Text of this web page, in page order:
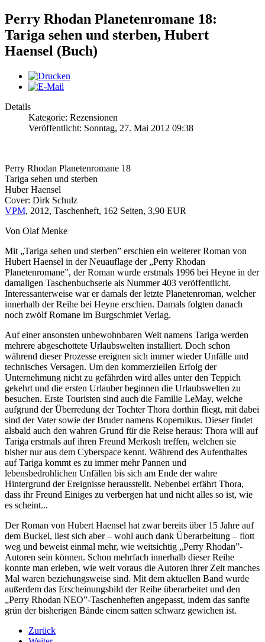
Perry Rhodan Planetenromane 18:
Tariga sehen und sterben, Hubert
Haensel (Buch)
Details
Kategorie: Rezensionen
Veröffentlicht: Sonntag, 27. Mai 2012 09:38
Perry Rhodan Planetenromane 18
Tariga sehen und sterben
Huber Haensel
Cover: Dirk Schulz
VPM, 2012, Taschenheft, 162 Seiten, 3,90 EUR
Von Olaf Menke
Mit „Tariga sehen und sterben” erschien ein weiterer Roman von
Hubert Haensel in der Neuauflage der „Perry Rhodan
Planetenromane”, der Roman wurde erstmals 1996 bei Heyne in der
damaligen Taschenbuchserie als Nummer 403 veröffentlicht.
Interessanterweise war er damals der letzte Planetenroman, welcher
innerhalb der Reihe bei Heyne erschien. Damals folgten danach
noch zwölf Romane im Burgschmiet Verlag.
Auf einer ansonsten unbewohnbaren Welt namens Tariga werden
mehrere abgeschottete Urlaubswelten installiert. Doch schon
während dieser Prozesse ereignen sich immer wieder Unfälle und
technisches Versagen. Um den kommerziellen Erfolg der
Unternehmung nicht zu gefährden wird alles unter den Teppich
gekehrt und die ersten Urlauber beginnen die Urlaubswelten zu
besuchen. Erste Touristen sind auch die Familie LeMay, welche
aufgrund der Überredung der Tochter Thora dorthin fliegt, mit dabei
sind der Vater sowie der Bruder namens Kopernikus. Dieser findet
alsbald auch den wahren Grund für die Reise heraus: Thora will auf
Tariga erstmals auf ihren Freund Merkosh treffen, welchen sie
bisher nur aus dem Cyberspace kennt. Während des Aufenthaltes
auf Tariga kommt es zu immer mehr Pannen und
lebensbedrohlichen Unfällen bis sich am Ende der wahre
Hintergrund der Ereignisse herausstellt. Nebenbei erfährt Thora,
dass ihr Freund Einiges zu verbergen hat und nicht alles so ist, wie
es scheint...
Der Roman von Hubert Haensel hat zwar bereits über 15 Jahre auf
dem Buckel, liest sich aber – wohl auch dank Überarbeitung – flott
weg und beweist einmal mehr, wie weitsichtig „Perry Rhodan”-
Autoren sein können. Schon mehrfach innerhalb dieser Reihe
konnte man erleben, wie weit voraus die Autoren ihrer Zeit manches
Mal waren beziehungsweise sind. Mit dem aktuellen Band wurde
außerdem das Erscheinungsbild der Reihe überarbeitet und den
„Perry Rhodan NEO”-Taschenheften angepasst, indem das sanfte
grün der bisherigen Bände einem satten schwarz gewichen ist.
Zurück